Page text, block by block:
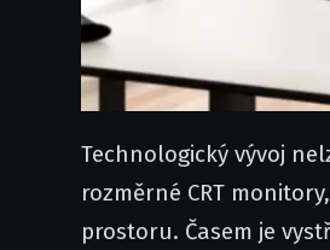
Technologický vývoj
rozměrné CRT
prostoru. Časem je